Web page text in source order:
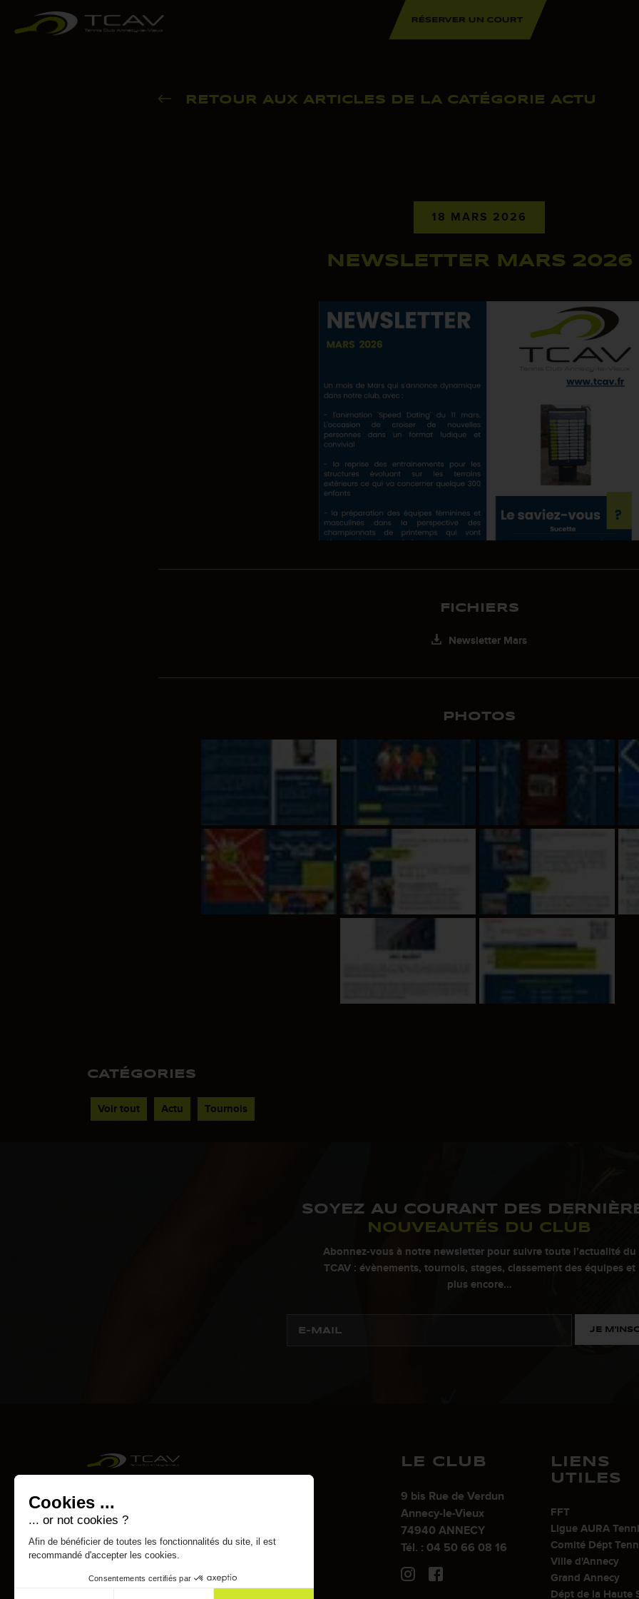
RÉSERVER UN COURT
RETOUR AUX ARTICLES DE LA CATÉGORIE ACTU
18 MARS 2026
NEWSLETTER MARS 2026
FICHIERS
Newsletter Mars
PHOTOS
CATÉGORIES
Voir tout Actu Tournois
SOYEZ AU COURANT DES
NOUVEAUTÉS DU CLUB
Abonnez-vous à notre newsletter pour suivre toute l’actualité du
TCAV : évènements, tournois, stages, classement des équipes et
plus encore…
JE
LE CLUB
9 bis Rue de Verdun
Annecy-le-Vieux
74940 ANNECY
Tél. : 04 50 66 08 16
LIENS
UTILES
FFT
Ligue AURA
Comité Dépt
Ville d'Annecy
Grand Annecy
Dépt de la Haute
Cookies ...
... or not cookies ?
Afin de bénéficier de toutes les fonctionnalités du site, il est
recommandé d'accepter les cookies.
Consentements certifiés par